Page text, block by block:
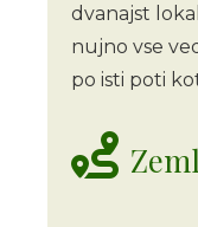
dvanajst
nujno vse
po isti poti